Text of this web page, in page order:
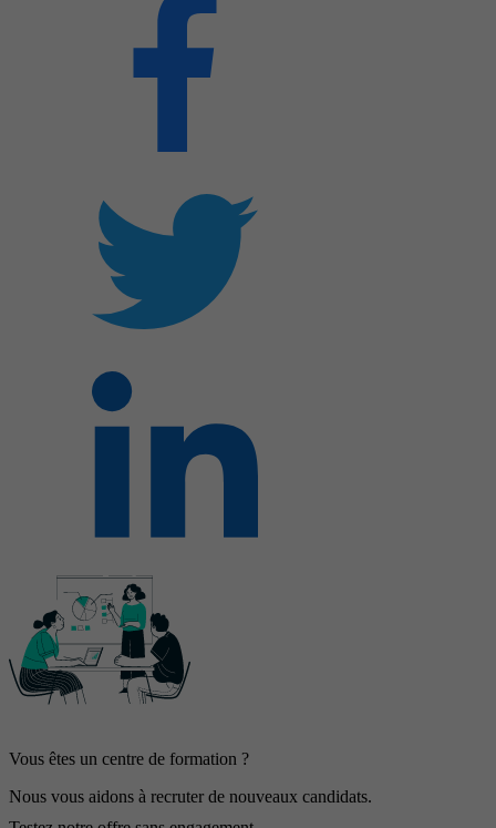
Vous êtes un centre de formation ?
Nous vous aidons à recruter de nouveaux candidats.